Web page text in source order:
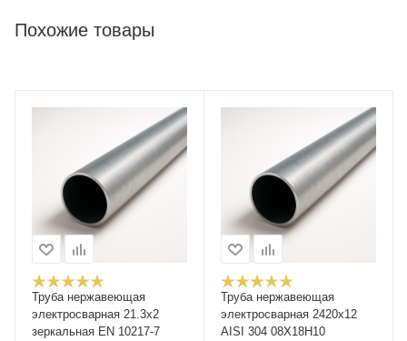
Похожие товары
Труба нержавеющая
электросварная 21.3x2
зеркальная EN 10217-7
Труба нержавеющая
электросварная 2420х12
AISI 304 08Х18Н10